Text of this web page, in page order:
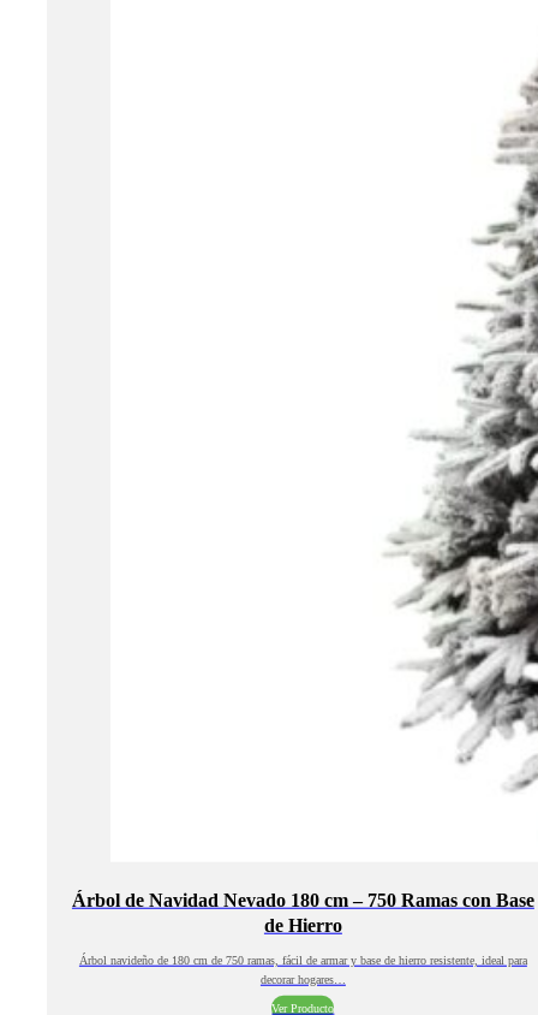
Árbol de Navidad Nevado 180 cm – 750 Ramas con Base
de Hierro
Árbol navideño de 180 cm de 750 ramas, fácil de armar y base de hierro resistente, ideal para
decorar hogares…
Ver Producto